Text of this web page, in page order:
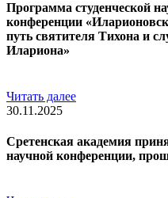
Программа студенческой
конференции
путь святителя Тихона и
Илариона»
Читать далее
30.11.2025
Сретенская академия
научной конференции,